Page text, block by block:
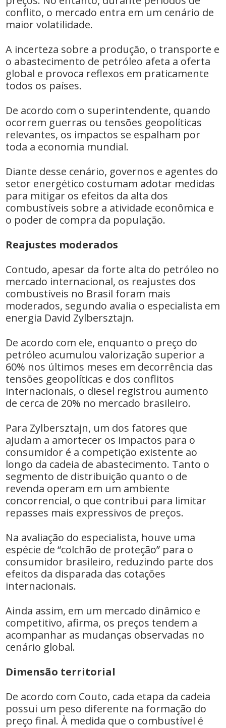
conflito, o mercado entra em um cenário de
maior volatilidade.
A incerteza sobre a produção, o transporte e
o abastecimento de petróleo afeta a oferta
global e provoca reflexos em praticamente
todos os países.
De acordo com o superintendente, quando
ocorrem guerras ou tensões geopolíticas
relevantes, os impactos se espalham por
toda a economia mundial.
Diante desse cenário, governos e agentes do
setor energético costumam adotar medidas
para mitigar os efeitos da alta dos
combustíveis sobre a atividade econômica e
o poder de compra da população.
Reajustes moderados
Contudo, apesar da forte alta do petróleo no
mercado internacional, os reajustes dos
combustíveis no Brasil foram mais
moderados, segundo avalia o especialista em
energia David Zylbersztajn.
De acordo com ele, enquanto o preço do
petróleo acumulou valorização superior a
60% nos últimos meses em decorrência das
tensões geopolíticas e dos conflitos
internacionais, o diesel registrou aumento
de cerca de 20% no mercado brasileiro.
Para Zylbersztajn, um dos fatores que
ajudam a amortecer os impactos para o
consumidor é a competição existente ao
longo da cadeia de abastecimento. Tanto o
segmento de distribuição quanto o de
revenda operam em um ambiente
concorrencial, o que contribui para limitar
repasses mais expressivos de preços.
Na avaliação do especialista, houve uma
espécie de “colchão de proteção” para o
consumidor brasileiro, reduzindo parte dos
efeitos da disparada das cotações
internacionais.
Ainda assim, em um mercado dinâmico e
competitivo, afirma, os preços tendem a
acompanhar as mudanças observadas no
cenário global.
Dimensão territorial
De acordo com Couto, cada etapa da cadeia
possui um peso diferente na formação do
preço final. À medida que o combustível é